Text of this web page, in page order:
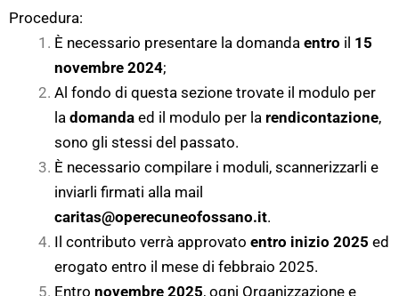
Procedura:
È necessario presentare la domanda entro il 15
novembre 2024;
Al fondo di questa sezione trovate il modulo per
la domanda ed il modulo per la rendicontazione,
sono gli stessi del passato.
È necessario compilare i moduli, scannerizzarli e
inviarli firmati alla mail
caritas@operecuneofossano.it.
Il contributo verrà approvato entro inizio 2025 ed
erogato entro il mese di febbraio 2025.
Entro novembre 2025, ogni Organizzazione e